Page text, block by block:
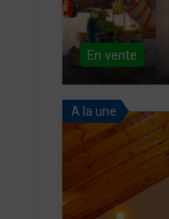
En vente
A la une